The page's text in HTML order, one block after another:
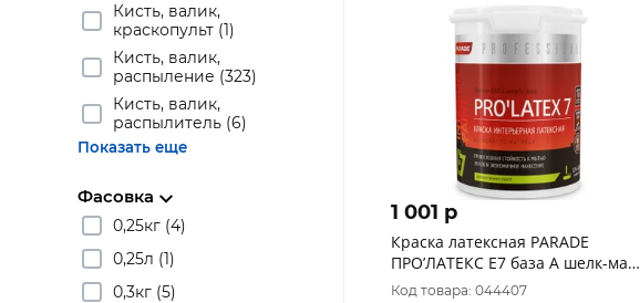
Кисть, валик,
краскопульт (1)
Кисть, валик,
распыление (323)
Кисть, валик,
распылитель (6)
Показать еще
Фасовка
0,25кг (4)
0,25л (1)
0,3кг (5)
1 001 p
Краска латексная PARADE
ПРО’ЛАТЕКС Е7 база А шелк-мат.
0,9л Россия
Код товара: 044407